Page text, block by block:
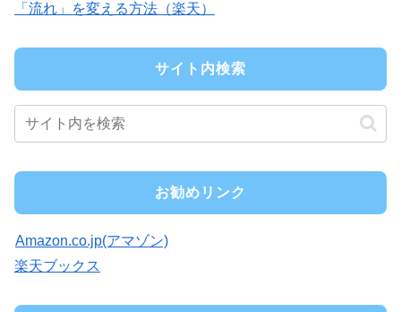
「流れ」を変える方法（楽天）
サイト内検索
お勧めリンク
Amazon.co.jp(アマゾン)
楽天ブックス